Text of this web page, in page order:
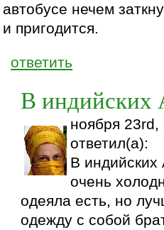
автобусе нечем
и пригодится.
ответить
В индийских
ноября 23rd,
ответил(а):
В индийских
очень
одеяла есть, но
одежду с собой